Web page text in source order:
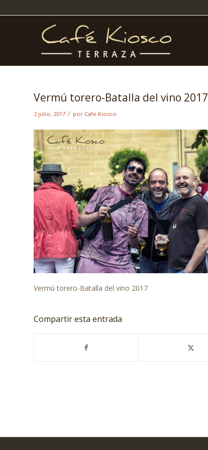
Vermú torero-Batalla del vino 2017
2 julio, 2017 / por Cafe Kiosco
Vermú torero-Batalla del vino 2017
Compartir esta entrada